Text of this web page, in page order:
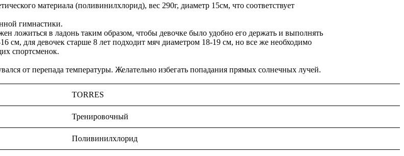
материала (поливинилхлорид), вес 290г, диаметр 15см, что соответствует
гимнастики.
ложиться в ладонь таким образом, чтобы девочке было удобно его держать и выполнять
см, для девочек старше 8 лет подходит мяч диаметром 18-19 см, но все же необходимо
спортсменок.
от перепада температуры. Желательно избегать попадания прямых солнечных лучей.
TORRES
Тренировочный
Поливинилхлорид